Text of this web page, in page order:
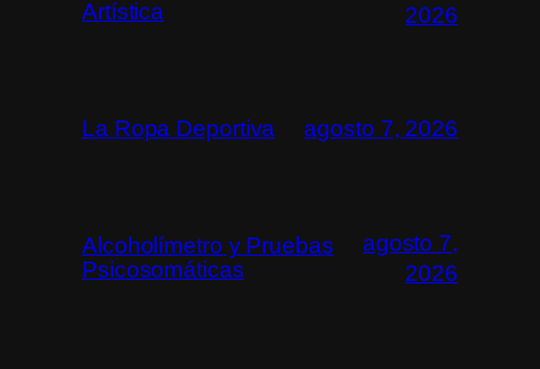
Artística
2026
La Ropa Deportiva agosto 7, 2026
Alcoholímetro y Pruebas
Psicosomáticas
agosto 7,
2026